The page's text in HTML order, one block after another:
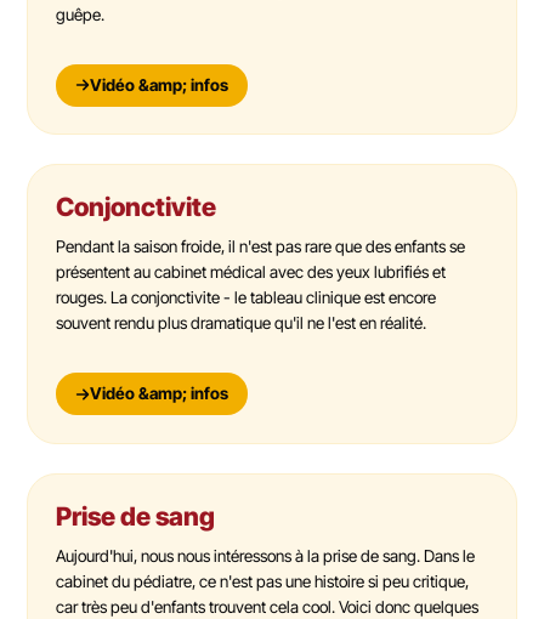
guêpe.
Vidéo &amp; infos
Conjonctivite
Pendant la saison froide, il n'est pas rare que des enfants se
présentent au cabinet médical avec des yeux lubrifiés et
rouges. La conjonctivite - le tableau clinique est encore
souvent rendu plus dramatique qu'il ne l'est en réalité.
Vidéo &amp; infos
Prise de sang
Aujourd'hui, nous nous intéressons à la prise de sang. Dans le
cabinet du pédiatre, ce n'est pas une histoire si peu critique,
car très peu d'enfants trouvent cela cool. Voici donc quelques